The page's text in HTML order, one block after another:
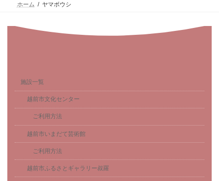
ホーム ヤマボウシ
施設一覧
越前市文化センター
ご利用方法
越前市いまだて芸術館
ご利用方法
越前市ふるさとギャラリー叔羅